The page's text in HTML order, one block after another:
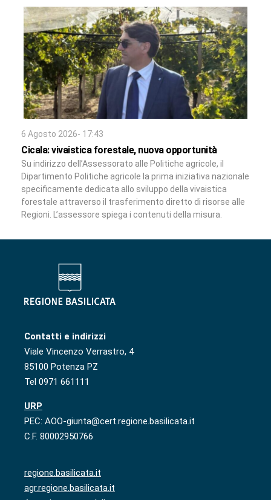
6 Agosto 2026- 17:43
Cicala: vivaistica forestale, nuova opportunità
Su indirizzo dell’Assessorato alle Politiche agricole, il
Dipartimento Politiche agricole la prima iniziativa nazionale
specificamente dedicata allo sviluppo della vivaistica
forestale attraverso il trasferimento diretto di risorse alle
Regioni. L’assessore spiega i contenuti della misura.
Contatti e indirizzi
Viale Vincenzo Verrastro, 4
85100 Potenza PZ
Tel 0971 661111
URP
PEC: AOO-giunta@cert.regione.basilicata.it
C.F. 80002950766
regione.basilicata.it
agr.regione.basilicata.it